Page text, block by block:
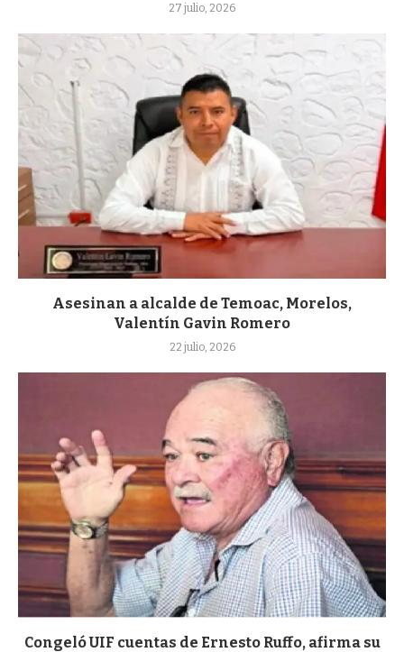
27 julio, 2026
Asesinan a alcalde de Temoac, Morelos,
Valentín Gavin Romero
22 julio, 2026
Congeló UIF cuentas de Ernesto Ruffo, afirma su